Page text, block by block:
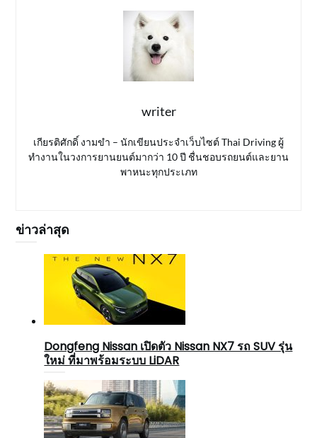
writer
เกียรติศักดิ์ งามขำ – นักเขียนประจำเว็บไซต์ Thai Driving ผู้
ทำงานในวงการยานยนต์มากว่า 10 ปี ชื่นชอบรถยนต์และยาน
พาหนะทุกประเภท
ข่าวล่าสุด
Dongfeng Nissan เปิดตัว Nissan NX7 รถ SUV รุ่น
ใหม่ ที่มาพร้อมระบบ LiDAR